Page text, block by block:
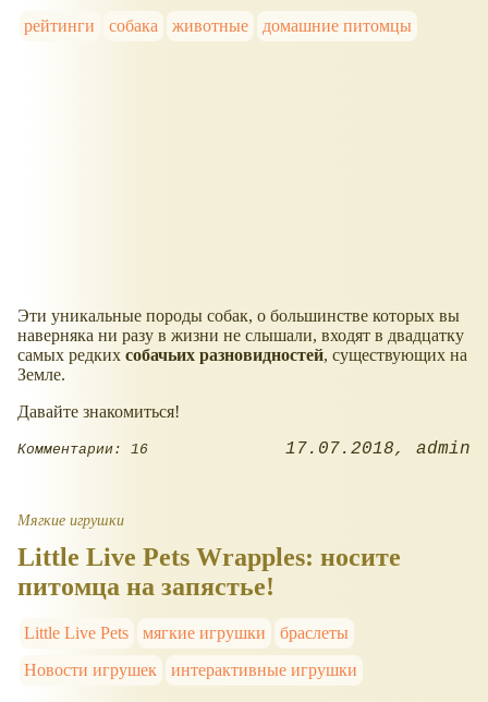
рейтинги собака животные домашние питомцы
Эти уникальные породы собак, о большинстве которых вы
наверняка ни разу в жизни не слышали, входят в двадцатку
самых редких собачьих разновидностей, существующих на
Земле.
Давайте знакомиться!
Комментарии: 16 17.07.2018 admin
Мягкие игрушки
Little Live Pets Wrapples: носите
питомца на запястье!
Little Live Pets мягкие игрушки
браслеты
Новости игрушек
интерактивные игрушки